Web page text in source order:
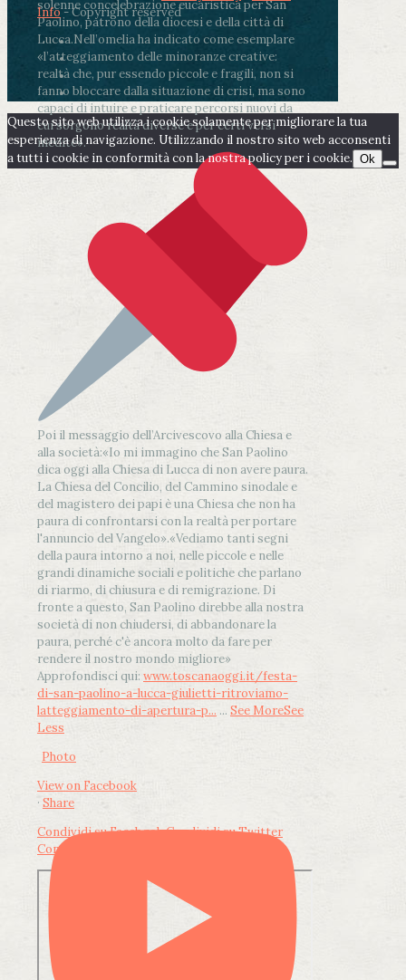
solenne concelebrazione eucaristica per San
Paolino, patrono della diocesi e della città di
Lucca.Nell’omelia ha indicato come esemplare
«l’atteggiamento delle minoranze creative:
realtà che, pur essendo piccole e fragili, non si
fanno bloccare dalla situazione di crisi, ma sono
capaci di intuire e praticare percorsi nuovi da
cui sorgono realtà diverse e per certi versi
inedite».
Poi il messaggio dell’Arcivescovo alla Chiesa e
alla società:«Io mi immagino che San Paolino
dica oggi alla Chiesa di Lucca di non avere paura.
La Chiesa del Concilio, del Cammino sinodale e
del magistero dei papi è una Chiesa che non ha
paura di confrontarsi con la realtà per portare
l'annuncio del Vangelo».«Vediamo tanti segni
della paura intorno a noi, nelle piccole e nelle
grandi dinamiche sociali e politiche che parlano
di riarmo, di chiusura e di remigrazione. Di
fronte a questo, San Paolino direbbe alla nostra
società di non chiudersi, di abbandonare la
paura, perché c'è ancora molto da fare per
rendere il nostro mondo migliore»
Approfondisci qui: www.toscanaoggi.it/festa-
di-san-paolino-a-lucca-giulietti-ritroviamo-
latteggiamento-di-apertura-p... ... See MoreSee
Less
Photo
View on Facebook
· Share
Condividi su FacebookCondividi su Twitter
Condividi su LinkedIn
Info- Copyright reserved
Questo sito web utilizza i cookie solamente per migliorare la tua
esperienza di navigazione. Utilizzando il nostro sito web acconsenti
a tutti i cookie in conformità con la nostra policy per i cookie. Ok